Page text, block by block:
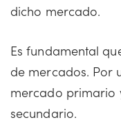
dicho mercado.
Es fundamental
de mercados. Por
mercado primario
secundario.